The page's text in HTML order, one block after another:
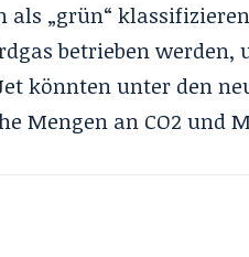
„grün“
betrieben werden,
könnten unter den
Mengen an CO2 und